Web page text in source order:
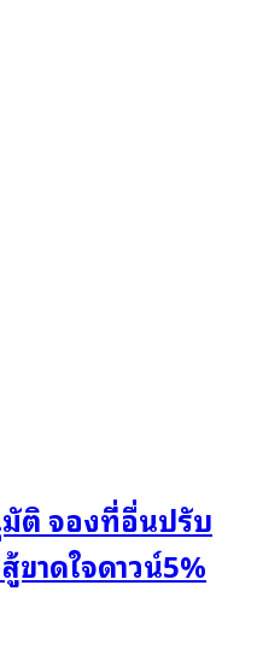
ติ จองที่อื่นปรับ
าดใจดาวน์5%